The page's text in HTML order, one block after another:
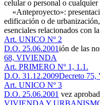
celular o personal o
«Anteproyecto»:
edificación o de
esenciales relacionados con
Art. UNICO Nº 2
D.O. 25.06.2001ión de las
68, VIVIENDA
Art. PRIMERO Nº 1, 1.1.
D.O. 31.12.2009Decreto
Art. UNICO Nº 3
D.O. 25.06.2001 vez
VIVIENDA Y